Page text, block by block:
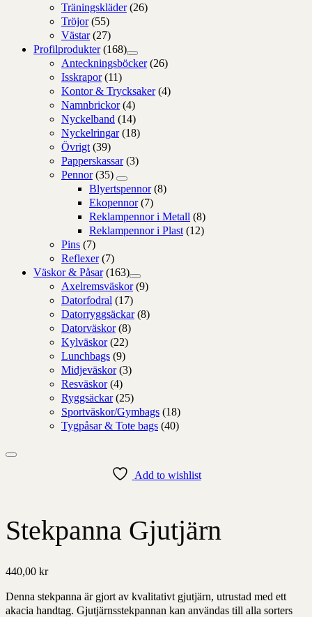
Träningskläder (26)
Tröjor (55)
Västar (27)
Profilprodukter (168)
Anteckningsböcker (26)
Isskrapor (11)
Kontor & Trycksaker (4)
Namnbrickor (4)
Nyckelband (14)
Nyckelringar (18)
Övrigt (39)
Papperskassar (3)
Pennor (35)
Blyertspennor (8)
Ekopennor (7)
Reklampennor i Metall (8)
Reklampennor i Plast (12)
Pins (7)
Reflexer (7)
Väskor & Påsar (163)
Axelremsväskor (9)
Datorfodral (17)
Datorryggsäckar (8)
Datorväskor (8)
Kylväskor (22)
Lunchbags (9)
Midjeväskor (3)
Resväskor (4)
Ryggsäckar (25)
Sportväskor/Gymbags (18)
Tygpåsar & Tote bags (40)
Add to wishlist
Stekpanna Gjutjärn
440,00 kr
Denna stekpanna är gjort av kvalitativt gjutjärn, utrustad med ett
akacia handtag. Gjutjärnsstekpannan kan användas till alla sorters